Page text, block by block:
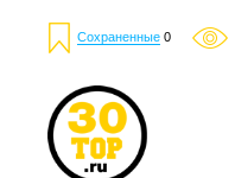
Сохраненные 0